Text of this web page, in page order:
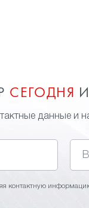
СЕГОДНЯ
данные и
контактную